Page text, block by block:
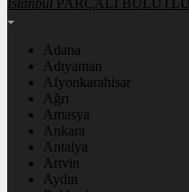
İstanbul PARÇALI BULUTLU
Adana
Adıyaman
Afyonkarahisar
Ağrı
Amasya
Ankara
Antalya
Artvin
Aydın